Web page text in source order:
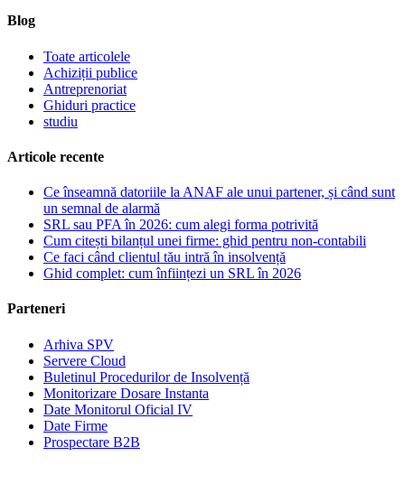
Blog
Toate articolele
Achiziții publice
Antreprenoriat
Ghiduri practice
studiu
Articole recente
Ce înseamnă datoriile la ANAF ale unui partener, și când sunt
un semnal de alarmă
SRL sau PFA în 2026: cum alegi forma potrivită
Cum citești bilanțul unei firme: ghid pentru non-contabili
Ce faci când clientul tău intră în insolvență
Ghid complet: cum înființezi un SRL în 2026
Parteneri
Arhiva SPV
Servere Cloud
Buletinul Procedurilor de Insolvență
Monitorizare Dosare Instanta
Date Monitorul Oficial IV
Date Firme
Prospectare B2B